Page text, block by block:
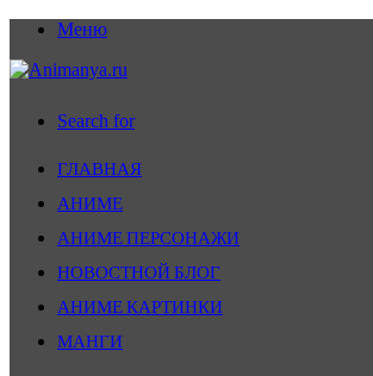
Меню
Search for
ГЛАВНАЯ
АНИМЕ
АНИМЕ ПЕРСОНАЖИ
НОВОСТНОЙ БЛОГ
АНИМЕ КАРТИНКИ
МАНГИ